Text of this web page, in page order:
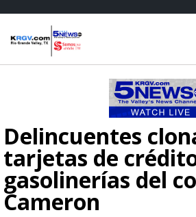
Delincuentes
tarjetas de
gasolinerías del
Cameron